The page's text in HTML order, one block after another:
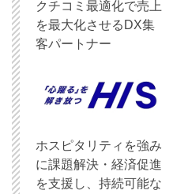
クチコミ最適化で売上
を最大化させるDX集
客パートナー
ホスピタリティを強み
に課題解決・経済促進
を支援し、持続可能な